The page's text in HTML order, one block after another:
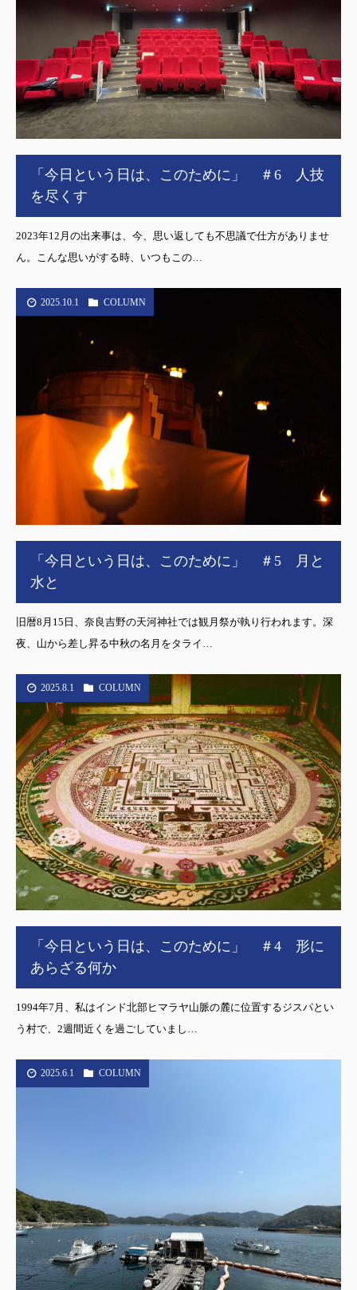
「今日という日は、このために」 ＃6 人技
を尽くす
2023年12月の出来事は、今、思い返しても不思議で仕方がありませ
ん。こんな思いがする時、いつもこの…
2025.10.1 COLUMN
「今日という日は、このために」 ＃5 月と
水と
旧暦8月15日、奈良吉野の天河神社では観月祭が執り行われます。深
夜、山から差し昇る中秋の名月をタライ…
2025.8.1 COLUMN
「今日という日は、このために」 ＃4 形に
あらざる何か
1994年7月、私はインド北部ヒマラヤ山脈の麓に位置するジスパとい
う村で、2週間近くを過ごしていまし…
2025.6.1 COLUMN